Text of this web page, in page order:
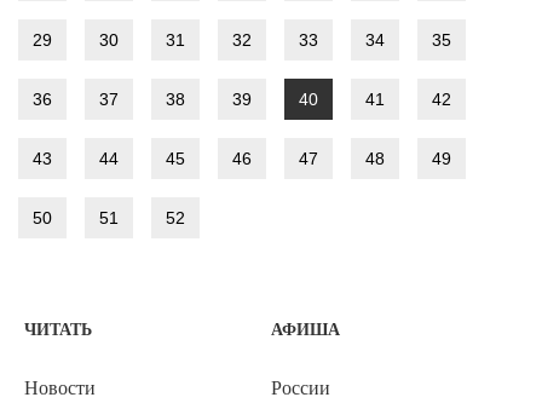
29 30 31 32 33 34 35
36 37 38 39 40 41 42
43 44 45 46 47 48 49
50 51 52
ЧИТАТЬ
Новости
АФИША
России